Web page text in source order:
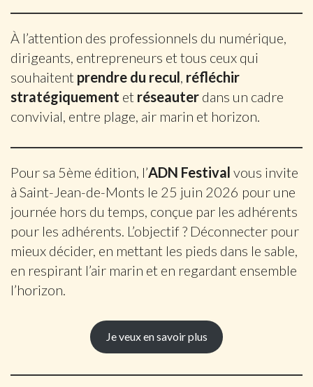
À l’attention des professionnels du numérique,
dirigeants, entrepreneurs et tous ceux qui
souhaitent prendre du recul, réfléchir
stratégiquement et réseauter dans un cadre
convivial, entre plage, air marin et horizon.
Pour sa 5ème édition, l’ADN Festival vous invite
à Saint-Jean-de-Monts le 25 juin 2026 pour une
journée hors du temps, conçue par les adhérents
pour les adhérents. L’objectif ? Déconnecter pour
mieux décider, en mettant les pieds dans le sable,
en respirant l’air marin et en regardant ensemble
l’horizon.
Je veux en savoir plus